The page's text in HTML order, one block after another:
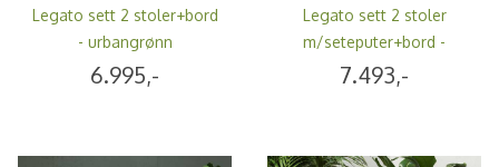
Legato sett 2 stoler+bord
- urbangrønn
6.995,-
Legato sett 2 stoler
m/seteputer+bord -
hvit/fibergrå
7.493,-